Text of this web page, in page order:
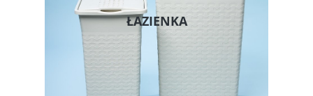
ŁAZIENKA